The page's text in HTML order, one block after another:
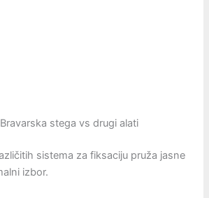
stega vs drugi alati
sistema za fiksaciju pruža jasne
izbor.